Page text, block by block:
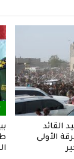
القائد
الأولى